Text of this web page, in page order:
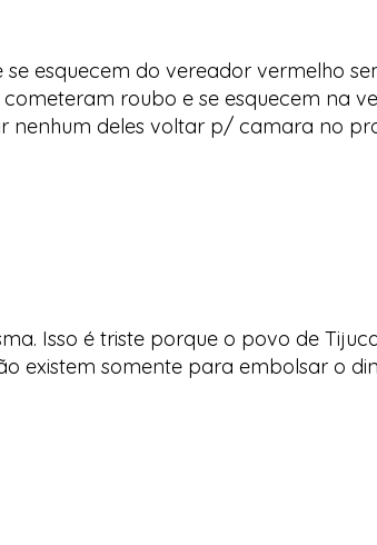
esquecem do vereador vermelho
roubo e se esquecem na
nenhum deles voltar p/ camara no
Isso é triste porque o povo de
existem somente para embolsar o